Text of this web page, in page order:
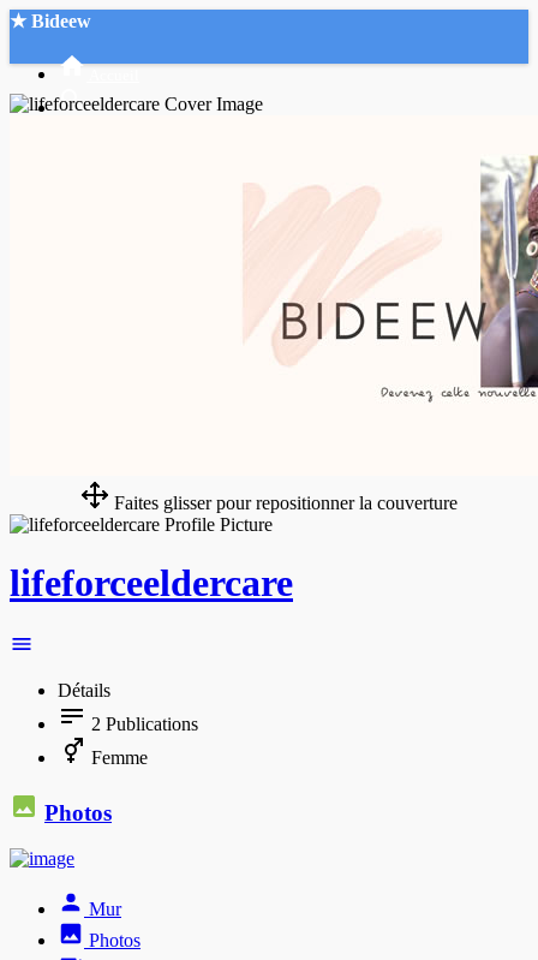
★ Bideew
Faites glisser pour repositionner la couverture
lifeforceeldercare
Détails
2 Publications
Femme
Photos
Mur
Photos